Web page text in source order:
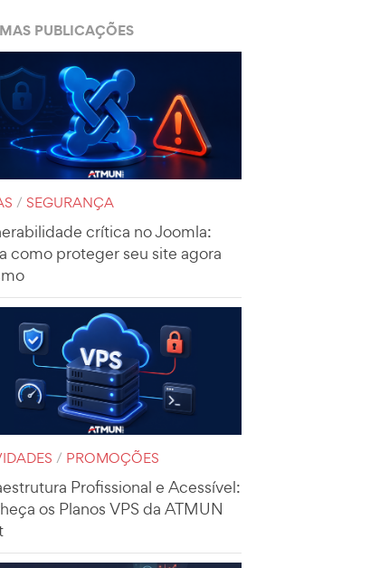
PUBLICAÇÕES
/ SEGURANÇA
crítica no Joomla:
como proteger seu site agora
/ PROMOÇÕES
Profissional e Acessível:
os Planos VPS da ATMUN